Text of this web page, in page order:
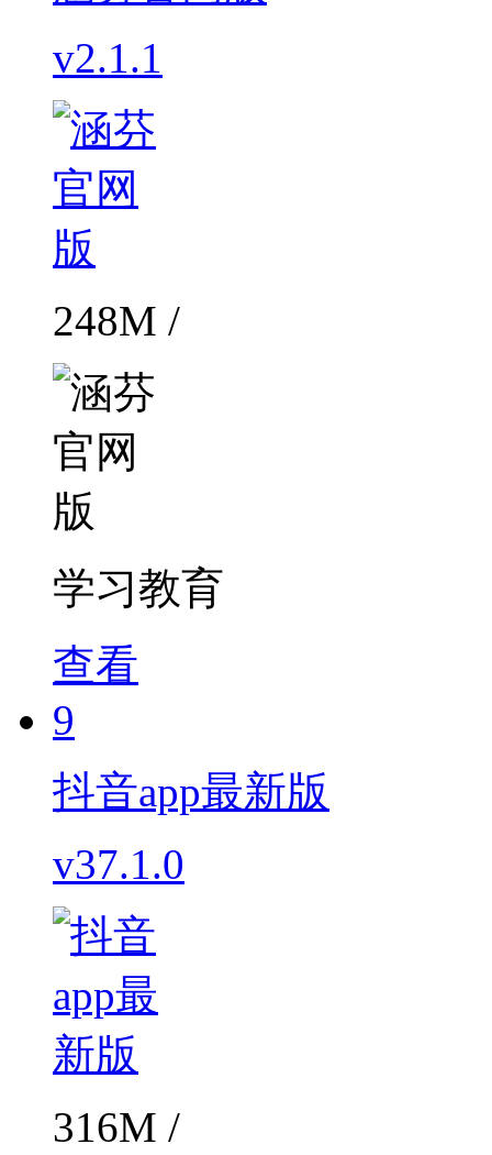
v2.1.1
248M /
学习教育
查看
9
抖音app最新版
v37.1.0
316M /